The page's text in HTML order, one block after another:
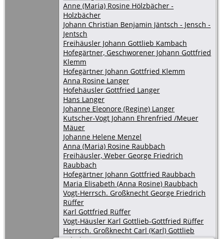
Anne (Maria) Rosine Hölzbächer -
Holzbächer
Johann Christian Benjamin Jäntsch - Jensch -
Jentsch
Freihäusler Johann Gottlieb Kambach
Hofegärtner, Geschworener Johann Gottfried
Klemm
Hofegärtner Johann Gottfried Klemm
Anna Rosine Langer
Hofehäusler Gottfried Langer
Hans Langer
Johanne Eleonore (Regine) Langer
Kutscher-Vogt Johann Ehrenfried /Meuer
Mäuer
Johanne Helene Menzel
Anna (Maria) Rosine Raubbach
Freihäusler, Weber George Friedrich
Raubbach
Hofegärtner Johann Gottfried Raubbach
Maria Elisabeth (Anna Rosine) Raubbach
Vogt-Herrsch. Großknecht George Friedrich
Rüffer
Karl Gottfried Rüffer
Vogt-Häusler Karl Gottlieb-Gottfried Rüffer
Herrsch. Großknecht Carl (Karl) Gottlieb